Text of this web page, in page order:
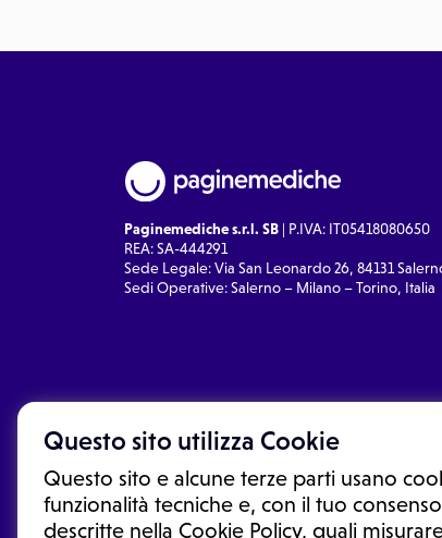
Questo sito utilizza Cookie
Questo sito e alcune terze parti usano
funzionalità tecniche e, con il tuo
descritte nella Cookie Policy, quali
Paginemediche s.r.l. SB | P.IVA: IT05418080650
REA: SA-444291
Sede Legale: Via San Leonardo 26, 84131
Sedi Operative: Salerno – Milano – Torino, Italia